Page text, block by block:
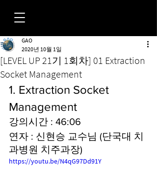
[LEVEL UP 21기 1회차] 01 Extraction
Socket Management
GAO
2020년 10월 1일
1. Extraction Socket
Management
강의시간 : 46:06
연자 : 신현승 교수님 (단국대 치
과병원 치주과장)
https://youtu.be/N4qG97Dd91Y